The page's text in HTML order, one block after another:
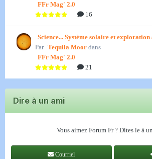
FFr Mag' 2.0
16
Science... Système solaire et
Par Tequila Moor dans
FFr Mag' 2.0
21
Dire à un ami
Vous aimez Forum Fr ? Dites le à
Courriel